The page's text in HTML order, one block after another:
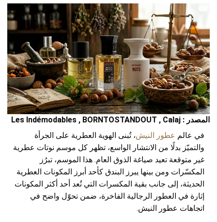
المصدر : Les Indémodables , BORNTOSTANDOUT , Calaj
في عالم عطور النيش، تُبنى الهوية العطرية على الجرأة
والتميّز بدلًا من الانتشار الواسع، تظهر كل موسم نوتات عطرية
غير متوقعة تعيد صياغة الذوق العام. هذا الموسم، تبرُز
المكسّرات ومن بينها يبرز البندق كأحد أبرز المكونات العطرية
الحديثة، إلى جانب بقية المكسرات التي تُعد أحد أكثر المكونات
إثارة في العطور الرجالية الفاخرة، ضمن تحوّل واضح في
اتجاهات عطور النيش.